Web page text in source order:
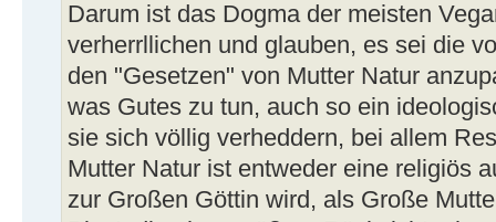
Darum ist das Dogma der meisten
verherrllichen und glauben, es sei die
den "Gesetzen" von Mutter Natur
was Gutes zu tun, auch so ein
sie sich völlig verheddern, bei allem
Mutter Natur ist entweder eine religiös
zur Großen Göttin wird, als Große